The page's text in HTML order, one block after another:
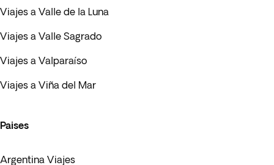
Viajes a Valle de la Luna
Viajes a Valle Sagrado
Viajes a Valparaíso
Viajes a Viña del Mar
Paises
Argentina Viajes